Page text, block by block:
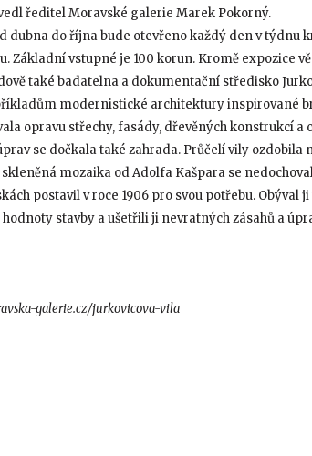
ředitel Moravské galerie Marek Pokorný.
dubna do října bude otevřeno každý den v týdnu
Základní vstupné je 100 korun. Kromě expozice
také badatelna a dokumentační středisko
modernistické architektury inspirované
opravu střechy, fasády, dřevěných konstrukcí a
se dočkala také zahrada. Průčelí vily ozdobila
mozaika od Adolfa Kašpara se
postavil v roce 1906 pro svou potřebu. Obýval
stavby a ušetřili ji nevratných zásahů a